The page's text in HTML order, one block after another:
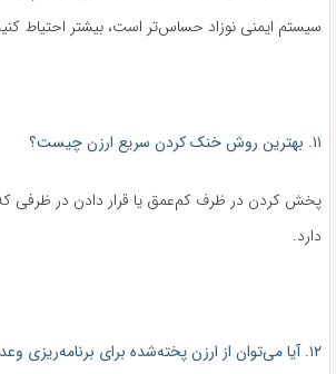
سیستم ایمنی نوزاد حساس‌تر است، بیشتر احتیاط
۱۱. بهترین روش خنک کردن سریع ارزن چیست؟
پخش کردن در ظرف کم‌عمق یا قرار دادن در ظرفی
دارد.